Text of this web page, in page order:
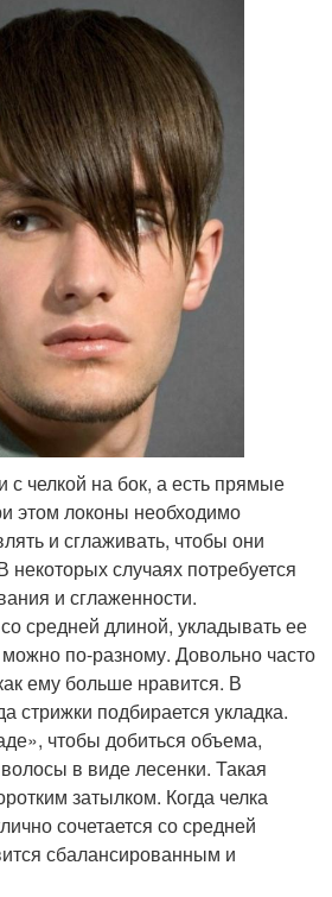
с челкой на бок, а есть прямые
этом локоны необходимо
и сглаживать, чтобы они
случаях потребуется
и сглаженности.
средней длиной, укладывать ее
по-разному. Довольно часто
ему больше нравится. В
стрижки подбирается укладка.
чтобы добиться объема,
в виде лесенки. Такая
затылком. Когда челка
сочетается со средней
сбалансированным и